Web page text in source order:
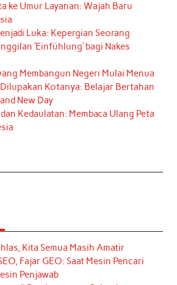
ke Umur Layanan: Wajah Baru
Luka: Kepergian Seorang
‘Einfühlung’ bagi Nakes
Membangun Negeri Mulai Menua
Kotanya: Belajar Bertahan
New Day
Kedaulatan: Membaca Ulang Peta
Kita Semua Masih Amatir
Fajar GEO: Saat Mesin Pencari
Penjawab